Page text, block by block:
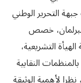
التحرير الوطني
خصص
التشريعية،
النقابية